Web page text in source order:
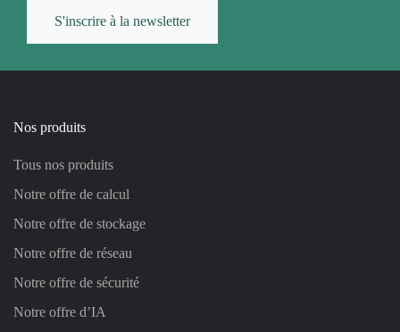
S'inscrire à la newsletter
Nos produits
Tous nos produits
Notre offre de calcul
Notre offre de stockage
Notre offre de réseau
Notre offre de sécurité
Notre offre d’IA